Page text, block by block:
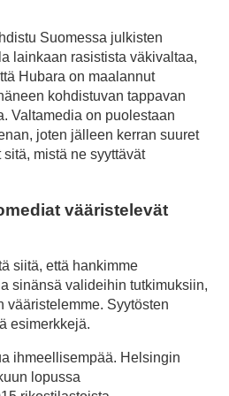
Suomessa julkisten
lainkaan rasistista väkivaltaa,
Hubara on maalannut
kohdistuvan tappavan
Valtamedia on puolestaan
joten jälleen kerran suuret
mistä ne syyttävät
vääristelevät
siitä, että hankimme
sinänsä valideihin tutkimuksiin,
vääristelemme. Syytösten
esimerkkejä.
ihmeellisempää. Helsingin
lopussa